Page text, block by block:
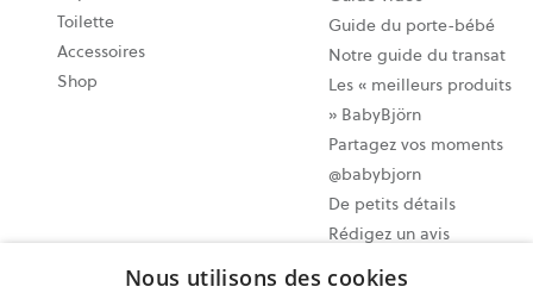
Toilette
Accessoires
Shop
Guide du porte-bébé
Notre guide du transat
Les « meilleurs produits
» BabyBjörn
Partagez vos moments
@babybjorn
De petits détails
Rédigez un avis
Nous utilisons des cookies